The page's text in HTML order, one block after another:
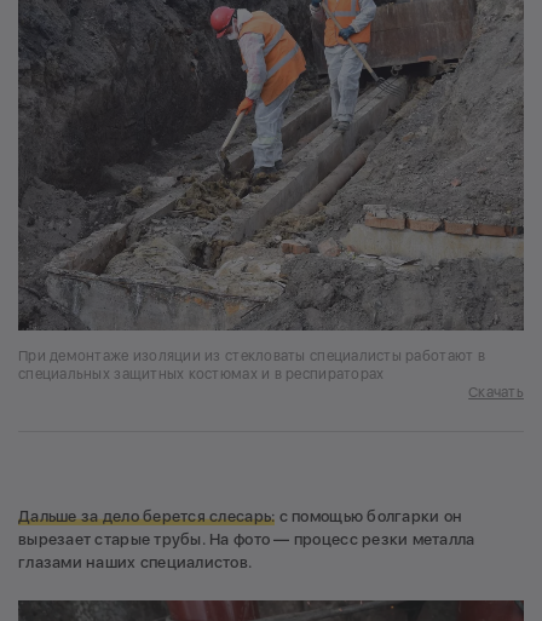
При демонтаже изоляции из стекловаты специалисты работают в
специальных защитных костюмах и в респираторах
Скачать
Дальше за дело берется слесарь: с помощью болгарки он
вырезает старые трубы. На фото — процесс резки металла
глазами наших специалистов.